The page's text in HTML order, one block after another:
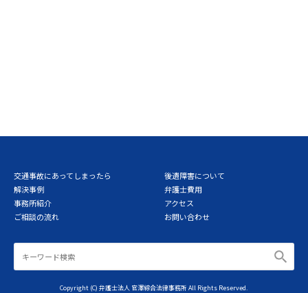
交通事故にあってしまったら
後遺障害について
解決事例
弁護士費用
事務所紹介
アクセス
ご相談の流れ
お問い合わせ
Copyright (C) 弁護士法人 官澤綜合法律事務所 All Rights Reserved.